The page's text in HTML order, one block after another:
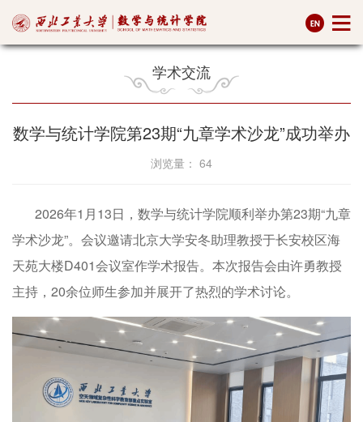
学术交流
数学与统计学院第23期“九章学术沙龙”成功举办
浏览量： 64
2026年1月13日，数学与统计学院顺利举办第23期“九章
学术沙龙”。会议邀请北京大学安冬助理教授于长安校区海
天苑大楼D401会议室作学术报告。本次报告会由许勇教授
主持，20余位师生参加并展开了热烈的学术讨论。